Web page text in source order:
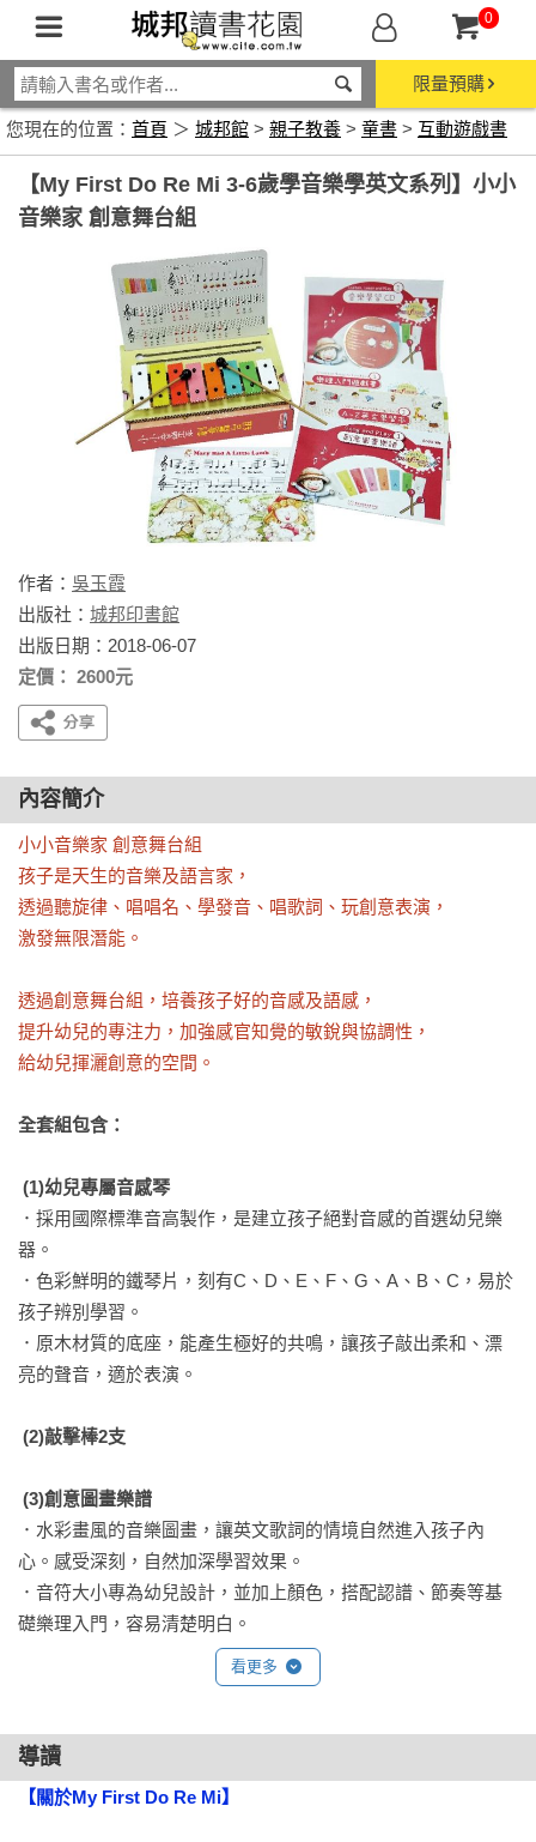
0
限量預購
您現在的位置： 首頁 ＞ 城邦館 > 親子教養 > 童書 > 互動遊戲書
【My First Do Re Mi 3-6歲學音樂學英文系列】小小
音樂家 創意舞台組
作者： 吳玉霞
出版社： 城邦印書館
出版日期：2018-06-07
定價： 2600元
內容簡介
小小音樂家 創意舞台組
孩子是天生的音樂及語言家，
透過聽旋律、唱唱名、學發音、唱歌詞、玩創意表演，
激發無限潛能。
透過創意舞台組，培養孩子好的音感及語感，
提升幼兒的專注力，加強感官知覺的敏銳與協調性，
給幼兒揮灑創意的空間。
全套組包含：
(1)幼兒專屬音感琴
．採用國際標準音高製作，是建立孩子絕對音感的首選幼兒樂
器。
．色彩鮮明的鐵琴片，刻有C、D、E、F、G、A、B、C，易於
孩子辨別學習。
．原木材質的底座，能產生極好的共鳴，讓孩子敲出柔和、漂
亮的聲音，適於表演。
(2)敲擊棒2支
(3)創意圖畫樂譜
．水彩畫風的音樂圖畫，讓英文歌詞的情境自然進入孩子內
心。感受深刻，自然加深學習效果。
．音符大小專為幼兒設計，並加上顏色，搭配認譜、節奏等基
礎樂理入門，容易清楚明白。
樂器或表達自我的基礎。
．每首歌曲皆有5軌音樂，包括聽旋律、唱唱名、學發音、唱歌
詞、玩創意表演。
看更多
導讀
【關於My First Do Re Mi】